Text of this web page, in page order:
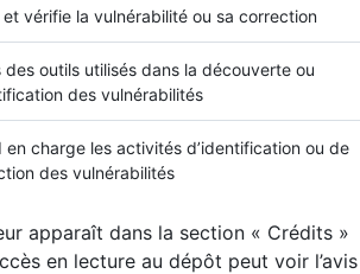
et vérifie la vulnérabilité ou sa correction
des outils utilisés dans la découverte ou
des vulnérabilités
en charge les activités d’identification ou de
des vulnérabilités
apparaît dans la section « Crédits »
en lecture au dépôt peut voir l’avis